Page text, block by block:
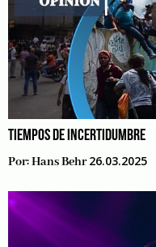
TIEMPOS DE INCERTIDUMBRE
Por:Hans Behr 26.03.2025